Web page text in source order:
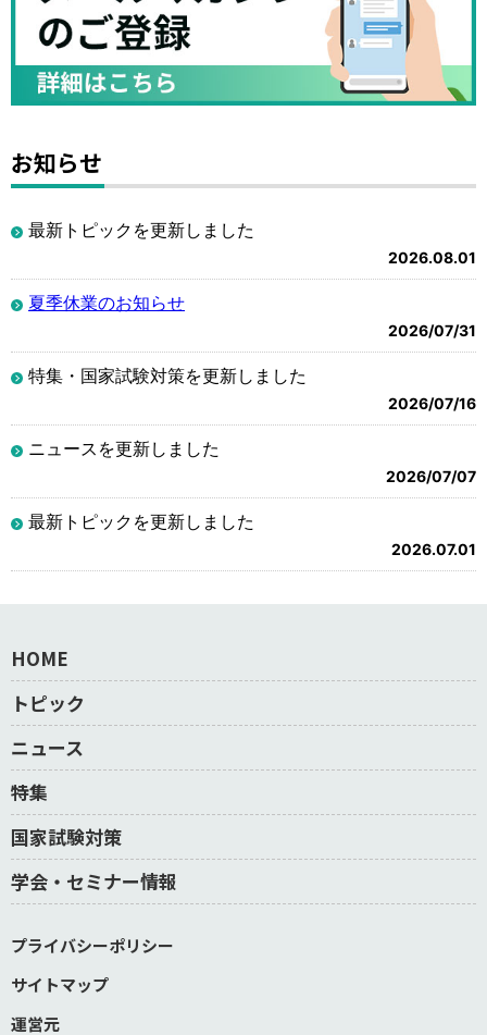
お知らせ
最新トピックを更新しました
2026.08.01
夏季休業のお知らせ
2026/07/31
特集・国家試験対策を更新しました
2026/07/16
ニュースを更新しました
2026/07/07
最新トピックを更新しました
2026.07.01
HOME
トピック
ニュース
特集
国家試験対策
学会・セミナー情報
プライバシーポリシー
サイトマップ
運営元